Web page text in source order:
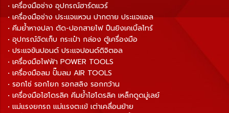
• เครื่องมือช่าง อุปกรณ์ฮาร์ดแวร์
• เครื่องมือช่าง ประแจแหวน ปากตาย ประแจแอล
• คีมย้ำหางปลา ตัด-ปอกสายไฟ ปืนยิงเคเบิ้ลไทร์
• อุปกรณ์จัดเก็บ กระเป๋า กล่อง ตู้เครื่องมือ
• ประแจขันปอนด์ ประแจปอนด์ดิจิตอล
• เครื่องมือไฟฟ้า POWER TOOLS
• เครื่องมือลม ปั๊มลม AIR TOOLS
• รอกโซ่ รอกโยก รอกสลิง รอกกว้าน
• เครื่องมือไฮโดรลิค คีมย้ำไฮโดรลิค เหล็กดูดมู่เลย์
• แม่แรงยกรถ แม่แรงตะเข้ เต่าเคลื่อนย้าย